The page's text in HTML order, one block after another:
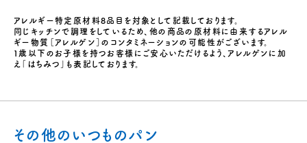
アレルギー特定原材料8品目を対象として記載しております。
同じキッチンで調理をしているため、他の商品の原材料に由来するアレル
ギー物質［アレルゲン］のコンタミネーションの可能性がございます。
１歳以下のお子様を持つお客様にご安心いただけるよう、アレルゲンに加
え「はちみつ」も表記しております。
その他のいつものパン